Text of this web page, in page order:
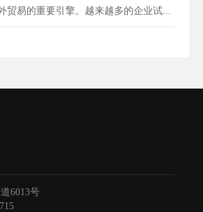
贸易的重要引擎。越来越多的企业试...
6013号